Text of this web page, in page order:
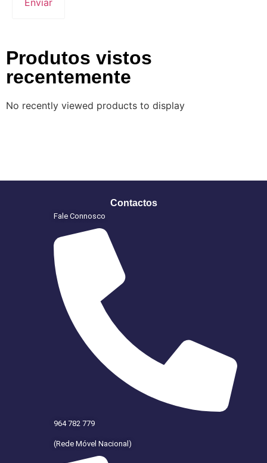
Produtos vistos
recentemente
No recently viewed products to display
Contactos
Fale Connosco
964 782 779
(Rede Móvel Nacional)